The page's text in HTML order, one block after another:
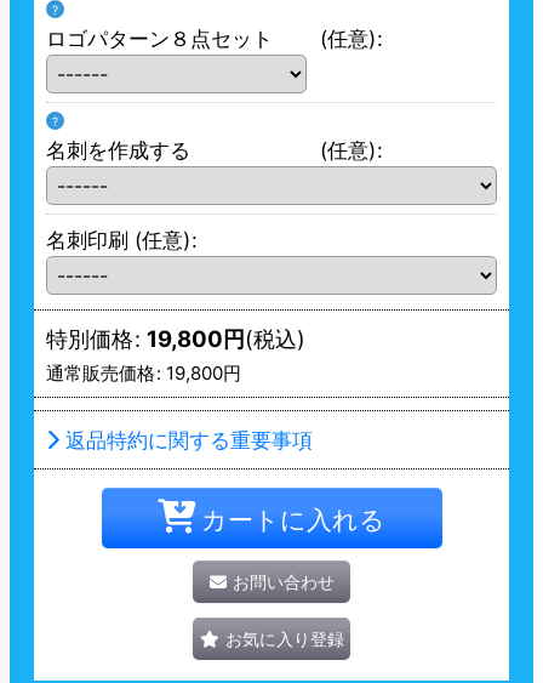
?
ロゴパターン８点セット (任意):
?
名刺を作成する (任意):
名刺印刷 (任意):
特別価格: 19,800円(税込)
通常販売価格: 19,800円
返品特約に関する重要事項
カートに入れる
お問い合わせ
お気に入り登録